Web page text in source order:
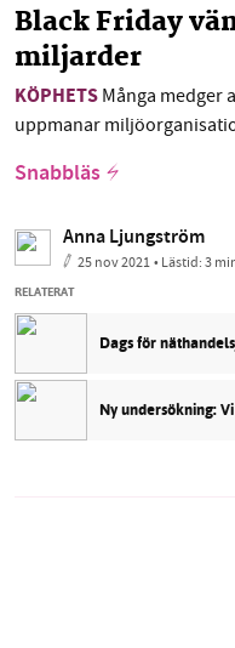
Black Friday
miljarder
KÖPHETS Många medger
uppmanar
Snabbläs
Anna Ljungström
25 nov 2021• Lästid:3
RELATERAT
Dags för
Ny undersökning: